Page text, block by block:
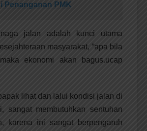
Penanganan PMK
jalan adalah kunci utama
masyarakat, “apa bila
ekonomi akan bagus.ucap
lihat dan lalui kondisi jalan di
sangat membutuhkan sentuhan
karena ini sangat berpengaruh